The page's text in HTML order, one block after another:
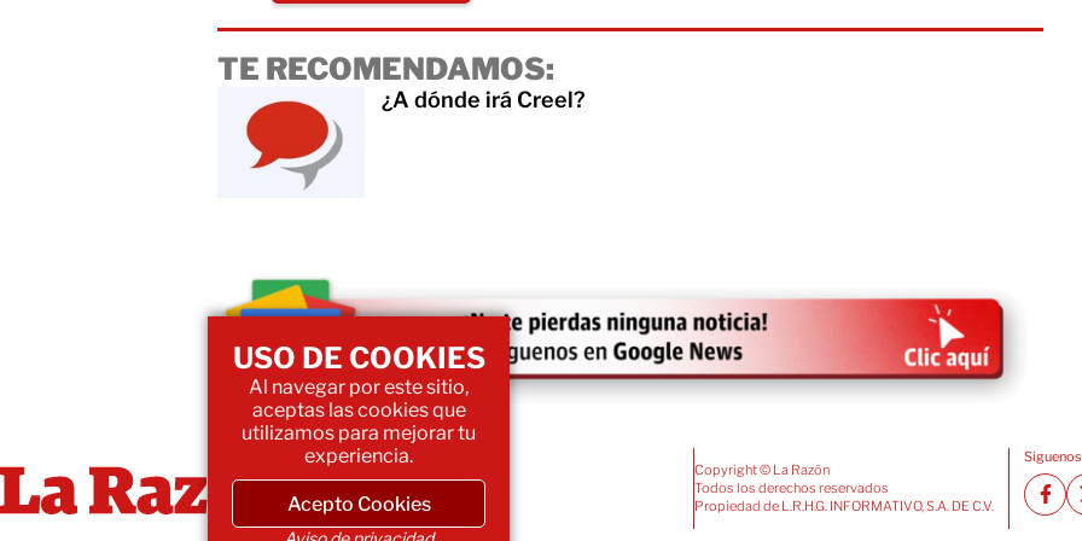
TE RECOMENDAMOS:
¿A dónde irá Creel?
Copyright © La Razón
Todos los derechos reservados
Propiedad de L.R.H.G. INFORMATIVO, S.A. DE C.V.
USO DE COOKIES
Al navegar por este sitio,
aceptas las cookies que
utilizamos para mejorar tu
experiencia.
Acepto Cookies